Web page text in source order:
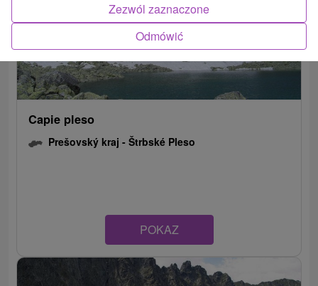
Capie pleso
Prešovský kraj -Štrbské Pleso
POKAZ
Odmówić
Zezwól zaznaczone